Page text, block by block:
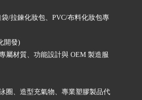
/拉鍊化妝包、PVC/布料化妝包專
開發)
屬材質、功能設計與 OEM 製造服
圈、造型充氣物、專業塑膠製品代